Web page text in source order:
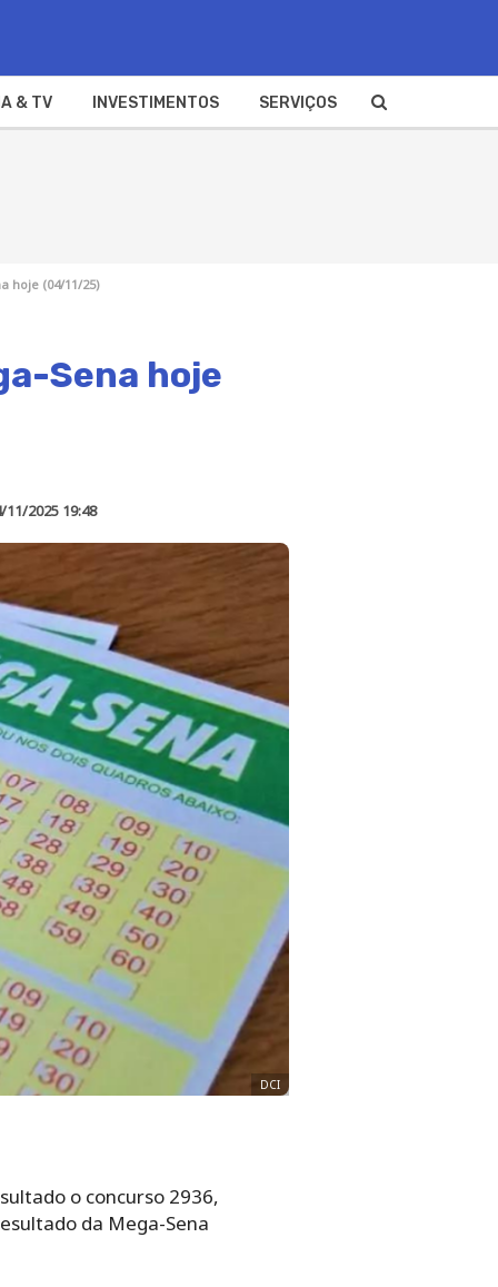
& TV INVESTIMENTOS SERVIÇOS
hoje (04/11/25)
Sena hoje
11/2025 19:48
DCI
o concurso 2936,
da Mega-Sena